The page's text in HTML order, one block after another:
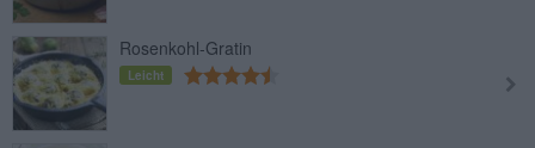
Rosenkohl-Gratin
Leicht